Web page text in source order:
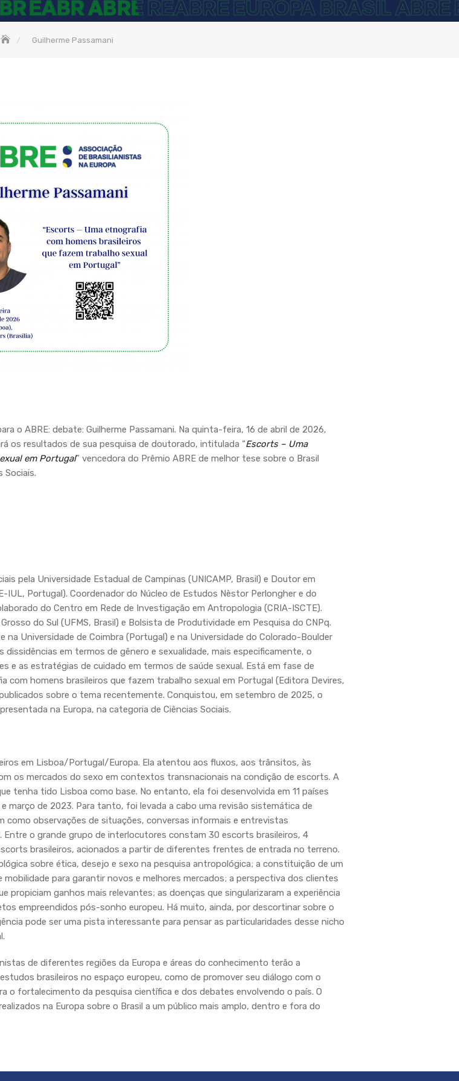
Guilherme Passamani
o ABRE: debate: Guilherme Passamani. Na quinta-feira, 16 de abril de 2026,
os resultados de sua pesquisa de doutorado, intitulada “Escorts – Uma
em Portugal” vencedora do Prêmio ABRE de melhor tese sobre o Brasil
Sociais.
pela Universidade Estadual de Campinas (UNICAMP, Brasil) e Doutor em
Portugal). Coordenador do Núcleo de Estudos Nèstor Perlongher e do
do Centro em Rede de Investigação em Antropologia (CRIA-ISCTE).
do Sul (UFMS, Brasil) e Bolsista de Produtividade em Pesquisa do CNPq.
Universidade de Coimbra (Portugal) e na Universidade do Colorado-Boulder
em termos de gênero e sexualidade, mais especificamente, o
e as estratégias de cuidado em termos de saúde sexual. Está em fase de
com homens brasileiros que fazem trabalho sexual em Portugal (Editora Devires,
sobre o tema recentemente. Conquistou, em setembro de 2025, o
na Europa, na categoria de Ciências Sociais.
em Lisboa/Portugal/Europa. Ela atentou aos fluxos, aos trânsitos, às
os mercados do sexo em contextos transnacionais na condição de escorts. A
tenha tido Lisboa como base. No entanto, ela foi desenvolvida em 11 países
março de 2023. Para tanto, foi levada a cabo uma revisão sistemática de
como observações de situações, conversas informais e entrevistas
o grande grupo de interlocutores constam 30 escorts brasileiros, 4
brasileiros, acionados a partir de diferentes frentes de entrada no terreno.
sobre ética, desejo e sexo na pesquisa antropológica; a constituição de um
para garantir novos e melhores mercados; a perspectiva dos clientes
propiciam ganhos mais relevantes; as doenças que singularizaram a experiência
empreendidos pós-sonho europeu. Há muito, ainda, por descortinar sobre o
pode ser uma pista interessante para pensar as particularidades desse nicho
de diferentes regiões da Europa e áreas do conhecimento terão a
brasileiros no espaço europeu, como de promover seu diálogo com o
o fortalecimento da pesquisa científica e dos debates envolvendo o país. O
na Europa sobre o Brasil a um público mais amplo, dentro e fora do